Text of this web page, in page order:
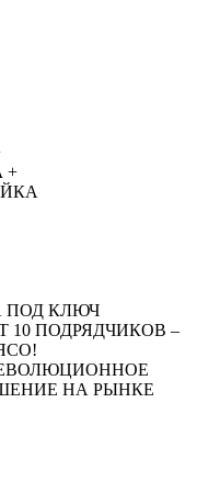
+
ПОД КЛЮЧ
ПОДРЯДЧИКОВ –
НА РЫНКЕ